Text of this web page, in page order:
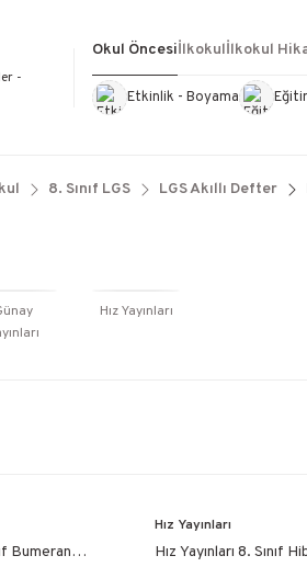
Okul Öncesi
Etkinlik - Boyama
İlkokulİlkokul
Kültür KitaplarıKırtasiye
8. Sınıf LGS LGS Akıllı Defter
Hız Yayınları
Bumerang
Hız Yayınları
Hız Yayınları 8. Sınıf